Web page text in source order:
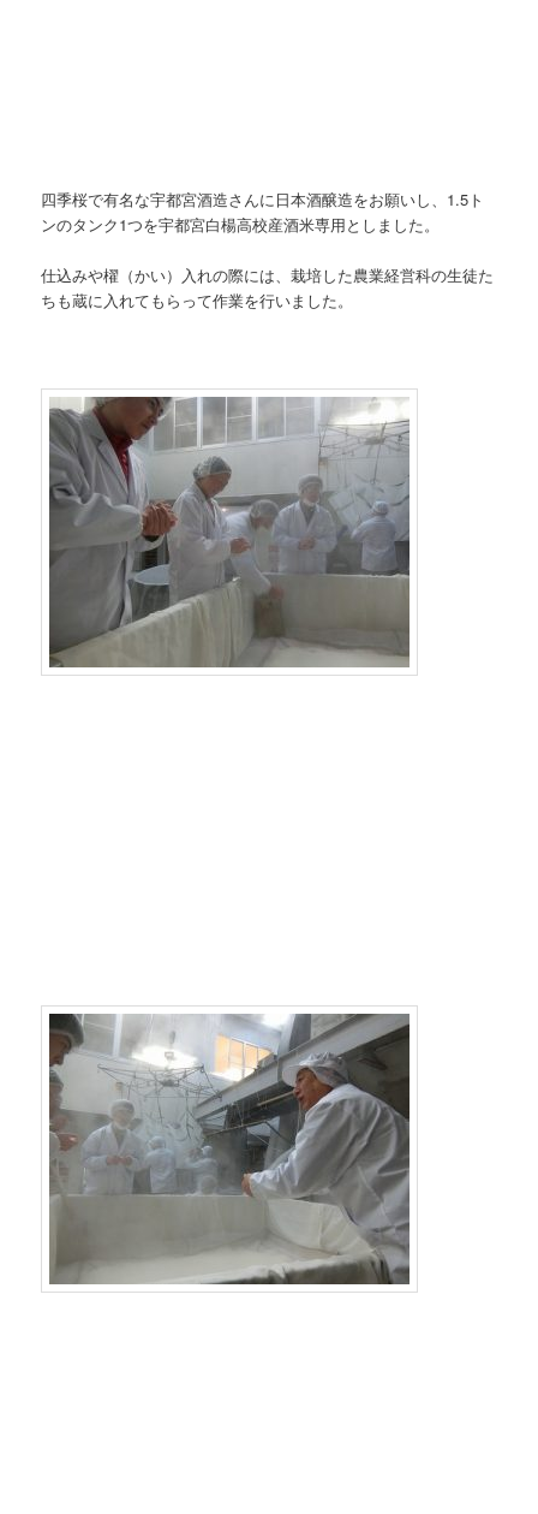
四季桜で有名な宇都宮酒造さんに日本酒醸造をお願いし、1.5ト
ンのタンク1つを宇都宮白楊高校産酒米専用としました。
仕込みや櫂（かい）入れの際には、栽培した農業経営科の生徒た
ちも蔵に入れてもらって作業を行いました。